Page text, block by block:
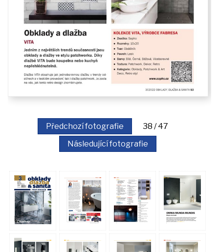
Předchozí fotografie
38 / 47
Následující fotografie